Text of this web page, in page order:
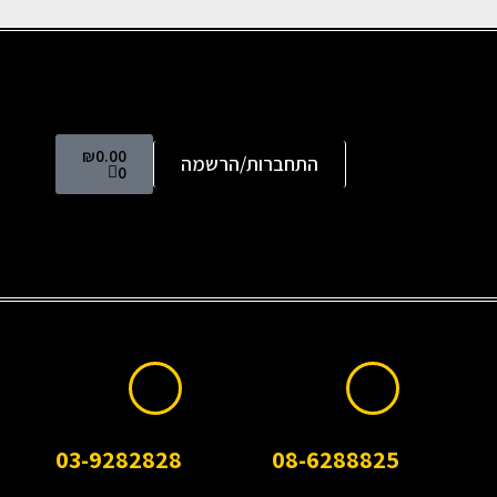
התחברות/הרשמה ₪0.00
0
08-6288825
03-9282828